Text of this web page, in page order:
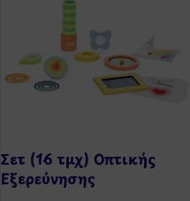
Σετ (16 τμχ) Οπτικής
Εξερεύνησης